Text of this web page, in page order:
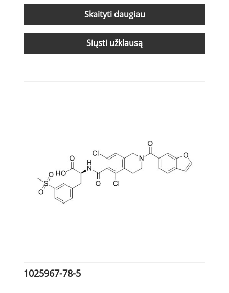
Skaityti daugiau
Siųsti užklausą
1025967-78-5